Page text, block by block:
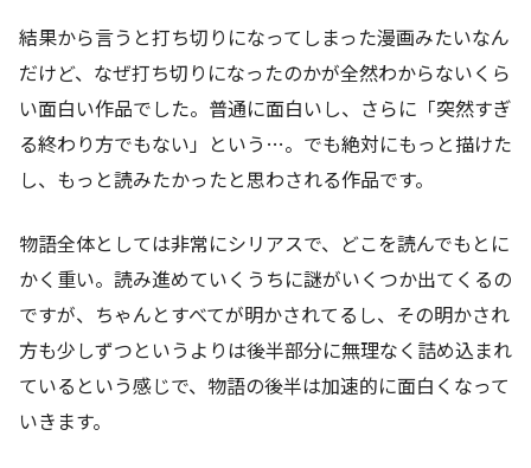
結果から言うと打ち切りになってしまった漫画みたいなん
だけど、なぜ打ち切りになったのかが全然わからないくら
い面白い作品でした。普通に面白いし、さらに「突然すぎ
る終わり方でもない」という…。でも絶対にもっと描けた
し、もっと読みたかったと思わされる作品です。
物語全体としては非常にシリアスで、どこを読んでもとに
かく重い。読み進めていくうちに謎がいくつか出てくるの
ですが、ちゃんとすべてが明かされてるし、その明かされ
方も少しずつというよりは後半部分に無理なく詰め込まれ
ているという感じで、物語の後半は加速的に面白くなって
いきます。